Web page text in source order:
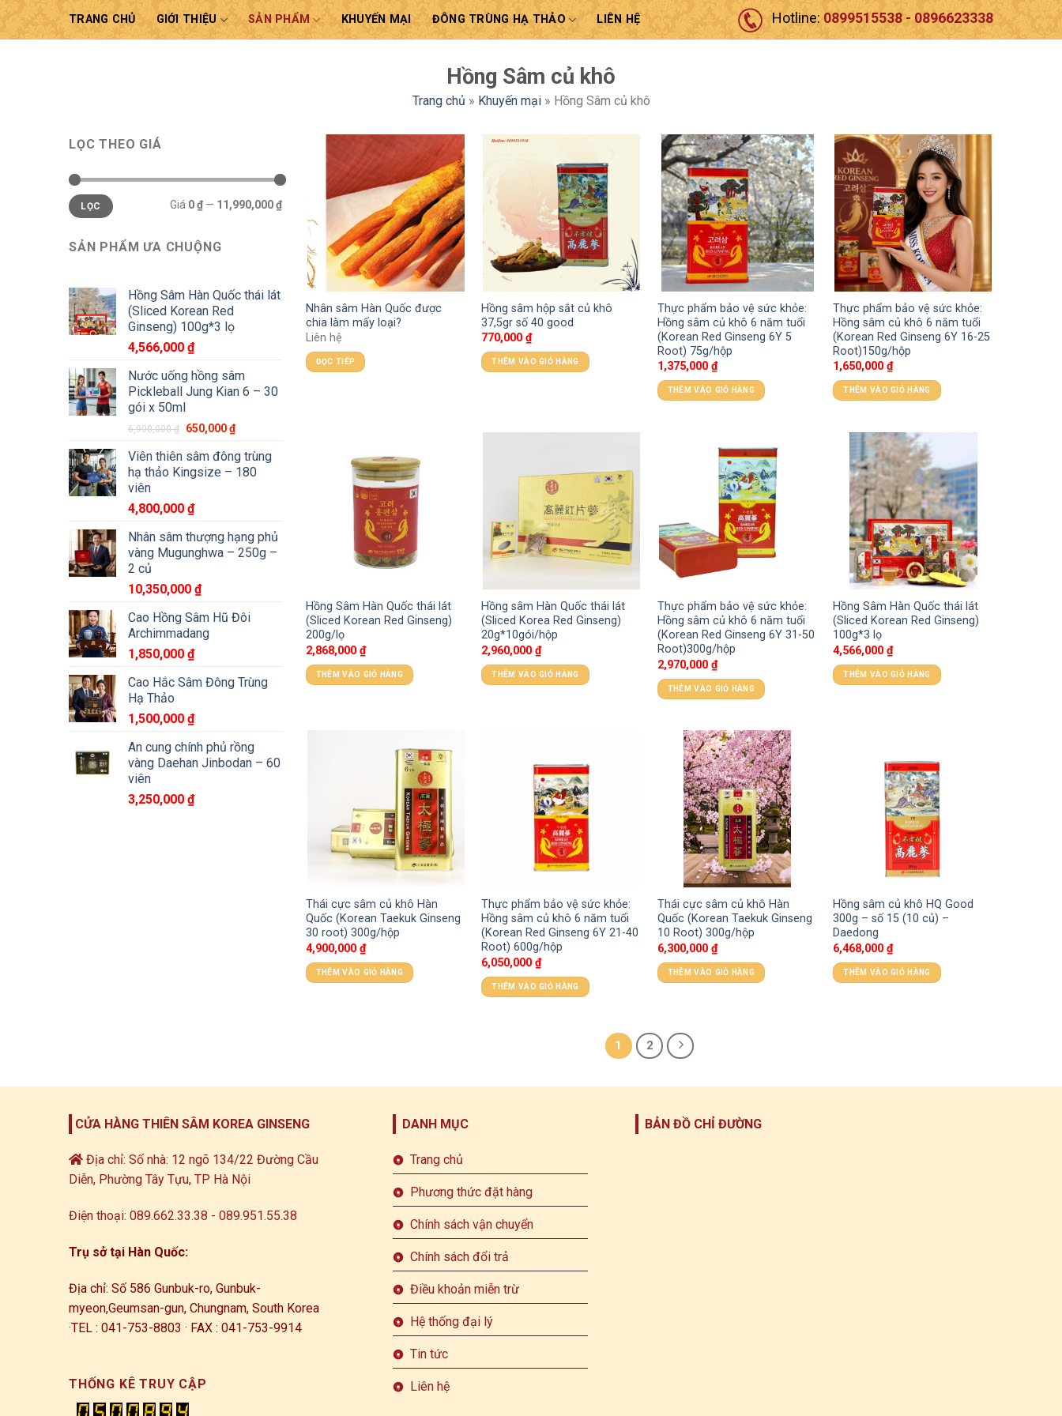
Skip
TRANG CHỦ GIỚI THIỆU SẢN PHẨM KHUYẾN MẠI ĐÔNG TRÙNG HẠ THẢO LIÊN HỆ Hotline: 0899515538 - 0896623338
Hồng Sâm củ khô
Trang chủ » Khuyến mại» Hồng Sâm củ khô
LỌC THEO GIÁ
LỌC Giá 0 ₫ — 11,990,000 ₫
SẢN PHẨM ƯA CHUỘNG
Hồng Sâm Hàn Quốc thái lát
(Sliced Korean Red
Ginseng) 100g*3 lọ
4,566,000 ₫
Nước uống hồng sâm
Pickleball Jung Kian 6 – 30
gói x 50ml
6,900,000₫ 650,000₫
Viên thiên sâm đông trùng
hạ thảo Kingsize – 180
viên
4,800,000 ₫
Nhân sâm thượng hạng phủ
vàng Mugunghwa – 250g –
2 củ
10,350,000 ₫
Cao Hồng Sâm Hũ Đôi
Archimmadang
1,850,000 ₫
Cao Hắc Sâm Đông Trùng
Hạ Thảo
1,500,000 ₫
An cung chính phủ rồng
vàng Daehan Jinbodan – 60
viên
3,250,000 ₫
Nhân sâm Hàn Quốc được
chia làm mấy loại?
Liên hệ
ĐỌC TIẾP
Hồng sâm hộp sắt củ khô
37,5gr số 40 good
770,000₫
THÊM VÀO GIỎ HÀNG
Thực phẩm bảo vệ sức khỏe:
Hồng sâm củ khô 6 năm tuổi
(Korean Red Ginseng 6Y 5
Root) 75g/hộp
1,375,000 ₫
THÊM VÀO GIỎ HÀNG
Thực phẩm bảo vệ sức khỏe:
Hồng sâm củ khô 6 năm tuổi
(Korean Red Ginseng 6Y 16-25
Root)150g/hộp
1,650,000₫
THÊM VÀO GIỎ HÀNG
Hồng Sâm Hàn Quốc thái lát
(Sliced Korean Red Ginseng)
200g/lọ
2,868,000 ₫
THÊM VÀO GIỎ HÀNG
Hồng sâm Hàn Quốc thái lát
(Sliced Korea Red Ginseng)
20g*10gói/hộp
2,960,000₫
THÊM VÀO GIỎ HÀNG
Thực phẩm bảo vệ sức khỏe:
Hồng sâm củ khô 6 năm tuổi
(Korean Red Ginseng 6Y 31-50
Root)300g/hộp
2,970,000 ₫
THÊM VÀO GIỎ HÀNG
Hồng Sâm Hàn Quốc thái lát
(Sliced Korean Red Ginseng)
100g*3 lọ
4,566,000₫
THÊM VÀO GIỎ HÀNG
Thái cực sâm củ khô Hàn
Quốc (Korean Taekuk Ginseng
30 root) 300g/hộp
4,900,000 ₫
THÊM VÀO GIỎ HÀNG
Thực phẩm bảo vệ sức khỏe:
Hồng sâm củ khô 6 năm tuổi
(Korean Red Ginseng 6Y 21-40
Root) 600g/hộp
6,050,000₫
THÊM VÀO GIỎ HÀNG
Thái cực sâm củ khô Hàn
Quốc (Korean Taekuk Ginseng
10 Root) 300g/hộp
6,300,000 ₫
THÊM VÀO GIỎ HÀNG
Hồng sâm củ khô HQ Good
300g – số 15 (10 củ) –
Daedong
6,468,000₫
THÊM VÀO GIỎ HÀNG
1 2
CỬA HÀNG THIÊN SÂM KOREA GINSENG
Địa chỉ: Số nhà: 12 ngõ 134/22 Đường Cầu
Diễn, Phường Tây Tựu, TP Hà Nội
Điện thoại: 089.662.33.38 - 089.951.55.38
Trụ sở tại Hàn Quốc:
Địa chỉ: Số 586 Gunbuk-ro, Gunbuk-
myeon,Geumsan-gun, Chungnam, South Korea
·TEL : 041-753-8803 · FAX : 041-753-9914
THỐNG KÊ TRUY CẬP
DANH MỤC
Trang chủ
Phương thức đặt hàng
Chính sách vận chuyển
Chính sách đổi trả
Điều khoản miễn trừ
Hệ thống đại lý
Tin tức
Liên hệ
BẢN ĐỒ CHỈ ĐƯỜNG